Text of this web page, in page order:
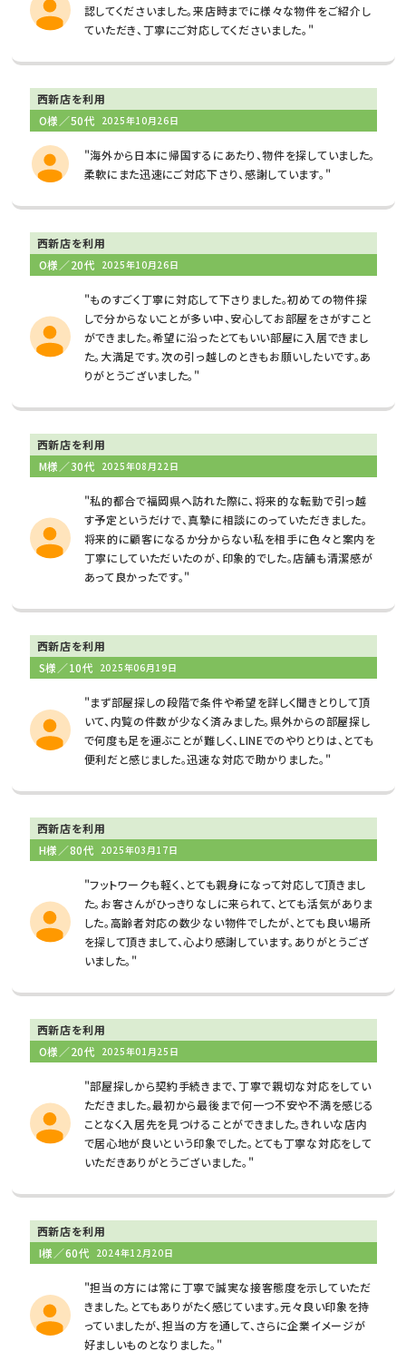
認してくださいました。来店時までに様々な物件をご紹介し
ていただき、丁寧にご対応してくださいました。"
西新店を利用
O様／50代 2025年10月26日
"海外から日本に帰国するにあたり、物件を探していました。
柔軟にまた迅速にご対応下さり、感謝しています。"
西新店を利用
O様／20代 2025年10月26日
"ものすごく丁寧に対応して下さりました。初めての物件探
しで分からないことが多い中、安心してお部屋をさがすこと
ができました。希望に沿ったとてもいい部屋に入居できまし
た。大満足です。次の引っ越しのときもお願いしたいです。あ
りがとうございました。"
西新店を利用
M様／30代 2025年08月22日
"私的都合で福岡県へ訪れた際に、将来的な転勤で引っ越
す予定というだけで、真摯に相談にのっていただきました。
将来的に顧客になるか分からない私を相手に色々と案内を
丁寧にしていただいたのが、印象的でした。店舗も清潔感が
あって良かったです。"
西新店を利用
S様／10代 2025年06月19日
"まず部屋探しの段階で条件や希望を詳しく聞きとりして頂
いて、内覧の件数が少なく済みました。県外からの部屋探し
で何度も足を運ぶことが難しく、LINEでのやりとりは、とても
便利だと感じました。迅速な対応で助かりました。"
西新店を利用
H様／80代 2025年03月17日
"フットワークも軽く、とても親身になって対応して頂きまし
た。お客さんがひっきりなしに来られて、とても活気がありま
した。高齢者対応の数少ない物件でしたが、とても良い場所
を探して頂きまして、心より感謝しています。ありがとうござ
いました。"
西新店を利用
O様／20代 2025年01月25日
"部屋探しから契約手続きまで、丁寧で親切な対応をしてい
ただきました。最初から最後まで何一つ不安や不満を感じる
ことなく入居先を見つけることができました。きれいな店内
で居心地が良いという印象でした。とても丁寧な対応をして
いただきありがとうございました。"
西新店を利用
I様／60代 2024年12月20日
"担当の方には常に丁寧で誠実な接客態度を示していただ
きました。とてもありがたく感じています。元々良い印象を持
っていましたが、担当の方を通して、さらに企業イメージが
好ましいものとなりました。"